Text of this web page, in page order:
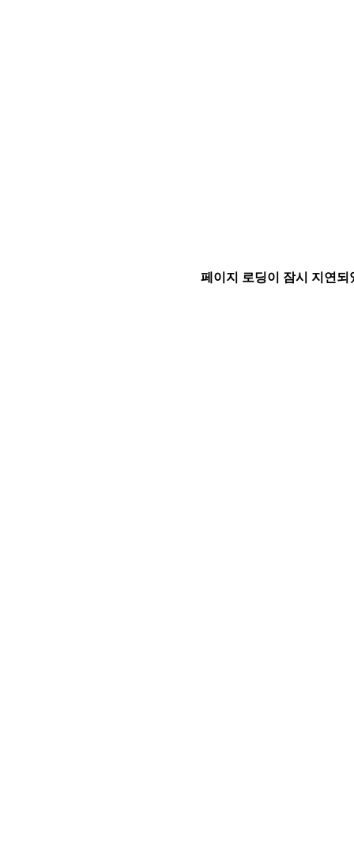
페이지 로딩이 잠시 지연